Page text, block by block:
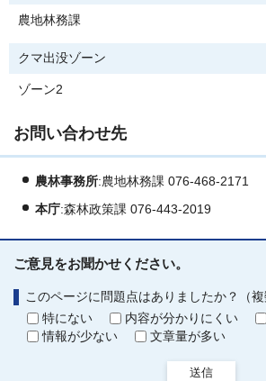
農地林務課
クマ出没ゾーン
ゾーン2
お問い合わせ先
農林事務所:農地林務課 076-468-2171
本庁:森林政策課 076-443-2019
ご意見をお聞かせください。
このページに問題点はありましたか？（複
特にない
内容が分かりにくい
情報が少ない
文章量が多い
送信